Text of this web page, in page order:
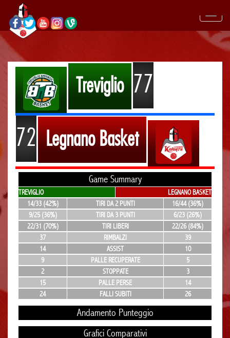
Treviglio 77
72 Legnano Basket
Game Summary
TREVIGLIO
LEGNANO BASKET
14/33 (42%)
TIRI DA 2 PUNTI
16/44 (36%)
9/25 (36%)
TIRI DA 3 PUNTI
6/23 (26%)
22/31 (70%)
TIRI LIBERI
22/26 (84%)
37
RIMBALZI
39
14
ASSIST
10
9
PALLE RECUPERATE
5
2
STOPPATE
3
15
PALLE PERSE
14
24
FALLI SUBITI 26
Andamento Punteggio
Grafici Comparativi